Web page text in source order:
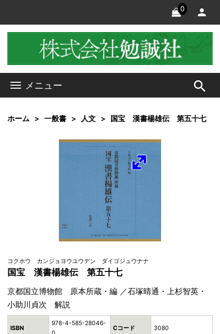
0
メニュー search
ホーム 一般書 人文 国宝 漢書楊雄伝 第五十七
コクホウ カンジョヨウユウデン ダイゴジュウナナ
国宝 漢書楊雄伝 第五十七
京都国立博物館 原本所蔵・編 ／石塚晴通・上杉智英・
小助川貞次 解説
ISBN
978-4-585-28046-
Cコード 3080